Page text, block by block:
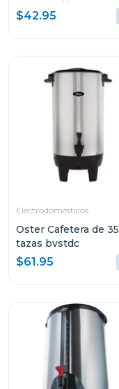
VELOCIDADES
BLSTKAGBPB
$42.95
Electrodomésticos
Oster Cafetera de 35
tazas bvstdc
$61.95